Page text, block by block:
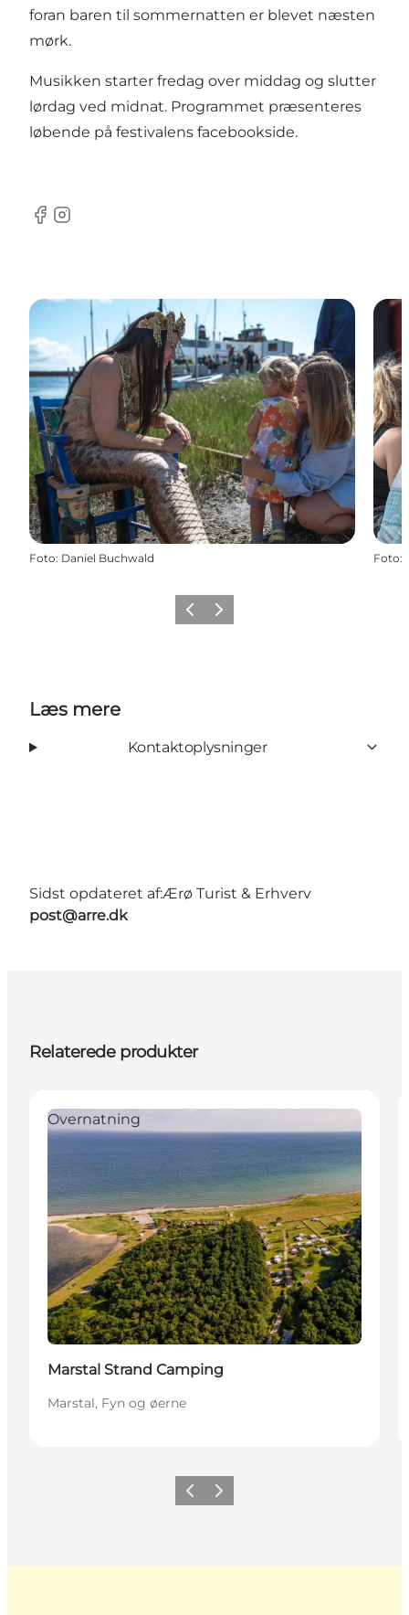
foran baren til sommernatten er blevet næsten
mørk.
Musikken starter fredag over middag og slutter
lørdag ved midnat. Programmet præsenteres
løbende på festivalens facebookside.
Facebook
Instagram
Foto: Daniel Buchwald Foto:
ForrigeNæste
Læs mere
Kontaktoplysninger
Sidst opdateret af:Ærø Turist & Erhverv
post@arre.dk
Relaterede produkter
Overnatning
Marstal Strand Camping
Marstal, Fyn og øerne
ForrigeNæste